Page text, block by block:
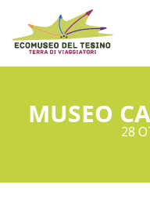
MUSEO
28